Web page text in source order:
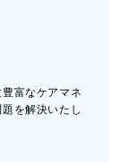
富なケアマネ
を解決いたし